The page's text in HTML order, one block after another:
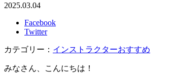
2025.03.04
Facebook
Twitter
カテゴリー： インストラクターおすすめ
みなさん、こんにちは！